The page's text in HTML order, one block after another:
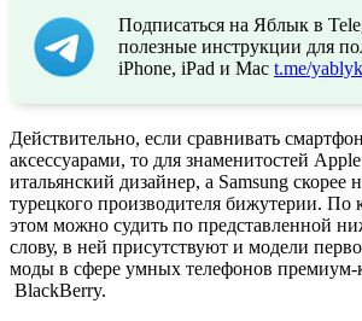
Подписаться на Яблык в
полезные инструкции для
iPhone, iPad и Mac t.me/
Действительно, если сравнивать
аксессуарами, то для знаменитостей
итальянский дизайнер, а Samsung скорее
турецкого производителя бижутерии. По
этом можно судить по представленной
слову, в ней присутствуют и модели
моды в сфере умных телефонов
BlackBerry.